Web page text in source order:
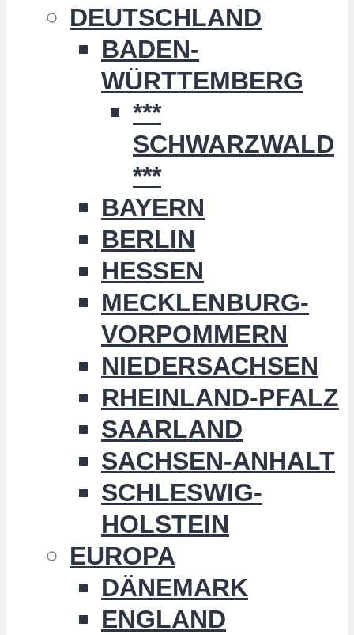
DEUTSCHLAND
BADEN-
WÜRTTEMBERG
***
SCHWARZWALD
***
BAYERN
BERLIN
HESSEN
MECKLENBURG-
VORPOMMERN
NIEDERSACHSEN
RHEINLAND-PFALZ
SAARLAND
SACHSEN-ANHALT
SCHLESWIG-
HOLSTEIN
EUROPA
DÄNEMARK
ENGLAND